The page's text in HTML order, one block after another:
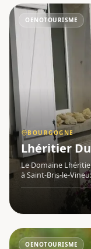
OENOTOURISME
BOURGOGNE
Lhéritier
Le Domaine
à Saint-Bris-le-
s'étendent sur les
Courgis, au cœur
OENOTOURISME